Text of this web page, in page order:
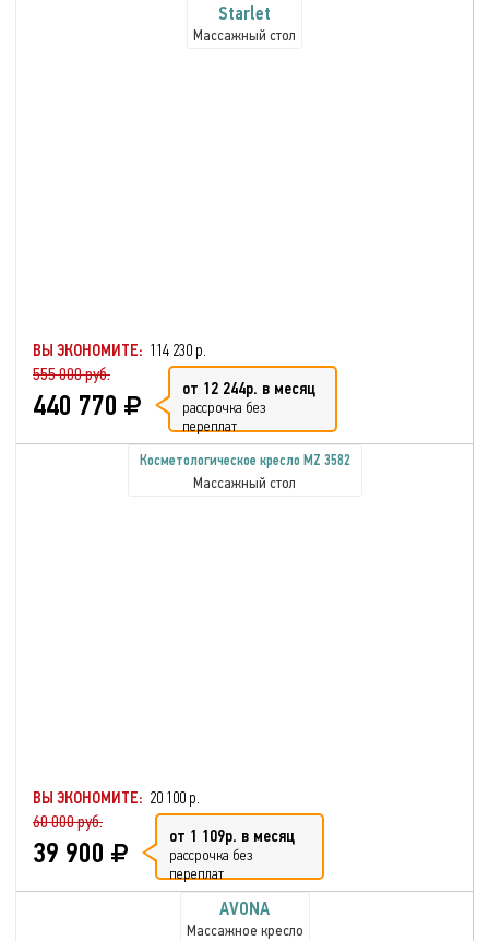
Starlet
Массажный стол
ВЫ ЭКОНОМИТЕ: 114 230 р.
555 000 руб.
440 770 от 12 244р. в месяц
рассрочка без
переплат
Косметологическое кресло MZ 3582
Массажный стол
ВЫ ЭКОНОМИТЕ: 20 100 р.
60 000 руб.
39 900 от 1 109р. в месяц
рассрочка без
переплат
AVONA
Массажное кресло